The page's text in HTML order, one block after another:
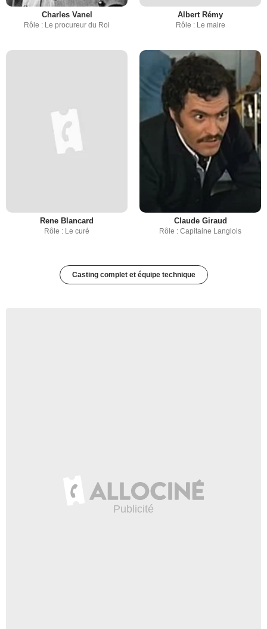
Charles Vanel
Rôle : Le procureur du Roi
Albert Rémy
Rôle : Le maire
Rene Blancard
Rôle : Le curé
Claude Giraud
Rôle : Capitaine Langlois
Casting complet et équipe technique